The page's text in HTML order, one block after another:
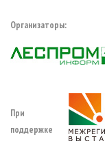
Организаторы:
При
поддержке